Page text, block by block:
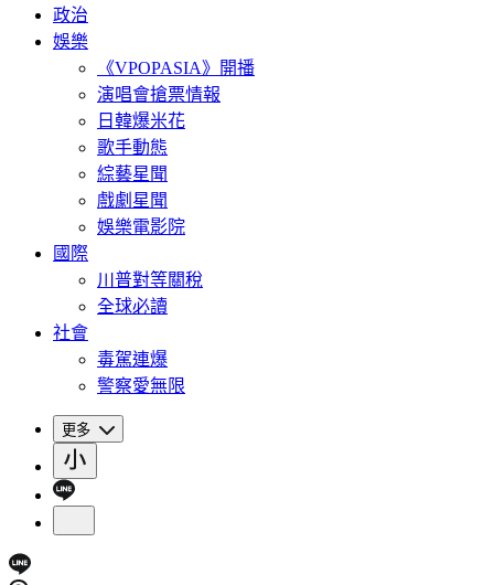
政治
娛樂
《VPOPASIA》開播
演唱會搶票情報
日韓爆米花
歌手動態
綜藝星聞
戲劇星聞
娛樂電影院
國際
川普對等關稅
全球必讀
社會
毒駕連爆
警察愛無限
更多